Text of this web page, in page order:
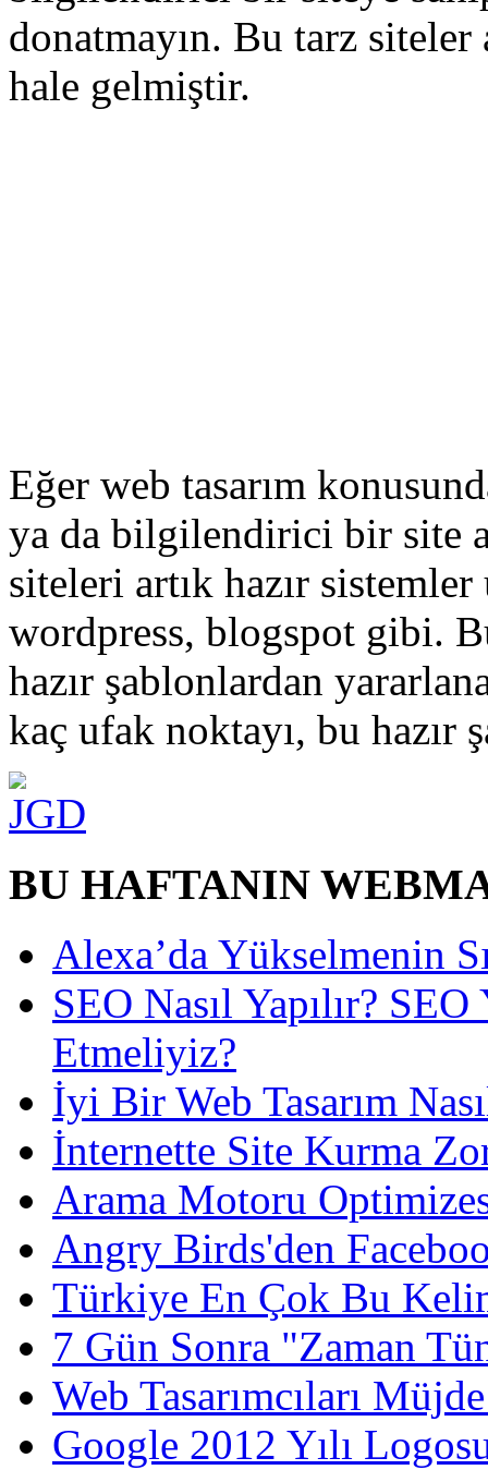
donatmayın. Bu tarz siteler
hale gelmiştir.
Eğer web tasarım
ya da bilgilendirici bir site
siteleri artık hazır
wordpress, blogspot gibi.
hazır şablonlardan
kaç ufak noktayı, bu hazır
BU HAFTANIN
Alexa’da Yükselmenin
SEO Nasıl Yapılır?
Etmeliyiz?
İyi Bir Web Tasarım
İnternette Site Kurma
Arama Motoru
Angry Birds'den
Türkiye En Çok Bu
7 Gün Sonra "Zaman
Web Tasarımcıları
Google 2012 Yılı